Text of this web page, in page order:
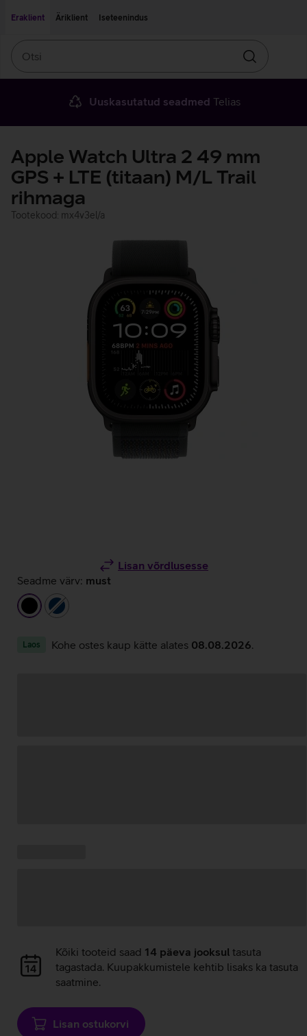
Eraklient
Äriklient Iseteenindus
Otsin
Uuskasutatud seadmed Telias
Apple Watch Ultra 2 49 mm
GPS + LTE (titaan) M/L Trail
rihmaga
Tootekood: mx4v3el/a
Lisan võrdlusesse
Seadme värv: must
musttumesinine
Laos Kohe ostes kaup kätte alates 08.08.2026
Andmete
laadimine
Kõiki tooteid saad 14 päeva jooksul tasuta
tagastada. Kuupakkumistele kehtib lisaks ka tasuta
saatmine.
Lisan ostukorvi